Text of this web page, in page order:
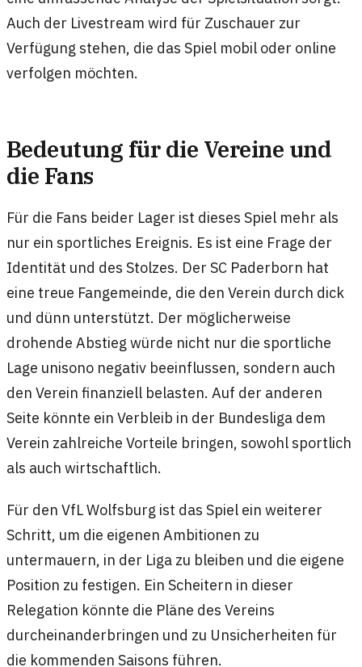
Auch der Livestream wird für Zuschauer zur
Verfügung stehen, die das Spiel mobil oder online
verfolgen möchten.
Bedeutung für die Vereine und
die Fans
Für die Fans beider Lager ist dieses Spiel mehr als
nur ein sportliches Ereignis. Es ist eine Frage der
Identität und des Stolzes. Der SC Paderborn hat
eine treue Fangemeinde, die den Verein durch dick
und dünn unterstützt. Der möglicherweise
drohende Abstieg würde nicht nur die sportliche
Lage unisono negativ beeinflussen, sondern auch
den Verein finanziell belasten. Auf der anderen
Seite könnte ein Verbleib in der Bundesliga dem
Verein zahlreiche Vorteile bringen, sowohl sportlich
als auch wirtschaftlich.
Für den VfL Wolfsburg ist das Spiel ein weiterer
Schritt, um die eigenen Ambitionen zu
untermauern, in der Liga zu bleiben und die eigene
Position zu festigen. Ein Scheitern in dieser
Relegation könnte die Pläne des Vereins
durcheinanderbringen und zu Unsicherheiten für
die kommenden Saisons führen.